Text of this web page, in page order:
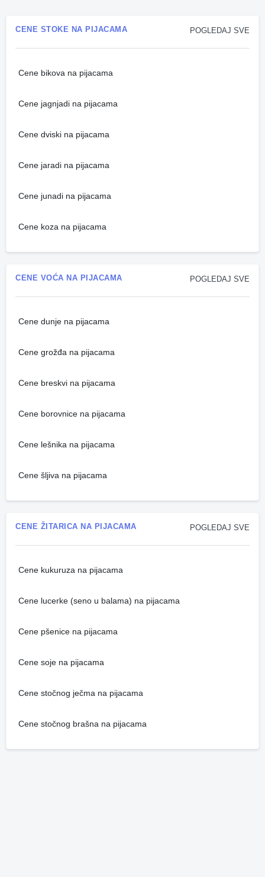
POGLEDAJ SVE
CENE STOKE NA PIJACAMA
Cene bikova na pijacama
Cene jagnjadi na pijacama
Cene dviski na pijacama
Cene jaradi na pijacama
Cene junadi na pijacama
Cene koza na pijacama
POGLEDAJ SVE
CENE VOĆA NA PIJACAMA
Cene dunje na pijacama
Cene grožđa na pijacama
Cene breskvi na pijacama
Cene borovnice na pijacama
Cene lešnika na pijacama
Cene šljiva na pijacama
POGLEDAJ SVE
CENE ŽITARICA NA PIJACAMA
Cene kukuruza na pijacama
Cene lucerke (seno u balama) na pijacama
Cene pšenice na pijacama
Cene soje na pijacama
Cene stočnog ječma na pijacama
Cene stočnog brašna na pijacama